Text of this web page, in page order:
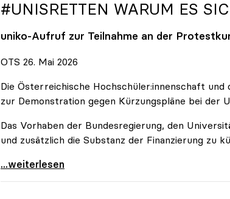
#UNISRETTEN WARUM ES
uniko-Aufruf zur Teilnahme an der
OTS 26. Mai 2026
Die Österreichische Hochschüler:innenschaft
zur Demonstration gegen Kürzungspläne bei der
Das Vorhaben der Bundesregierung, den
und zusätzlich die Substanz der Finanzierung zu
#UnisRetten Warum es sich zu demonstrieren
...weiterlesen